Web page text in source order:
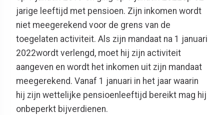
jarige leeftijd met pensioen. Zijn inkomen wordt
niet meegerekend voor de grens van de
toegelaten activiteit. Als zijn mandaat na 1 januari
2022wordt verlengd, moet hij zijn activiteit
aangeven en wordt het inkomen uit zijn mandaat
meegerekend. Vanaf 1 januari in het jaar waarin
hij zijn wettelijke pensioenleeftijd bereikt mag hij
onbeperkt bijverdienen.